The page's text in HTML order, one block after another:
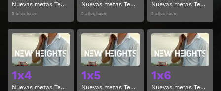
Nuevas metas Temporada 1 Capitulo 1
5 años hace
Nuevas metas Temporada 1 Capitulo 2
5 años hace
Nuevas metas Temporada 1 Capitulo 3
5 años hace
1x4
Nuevas metas Temporada 1 Capitulo 4
Ver
1x5
Nuevas metas Temporada 1 Capitulo 5
Ver
1x6
Nuevas metas Temporada 1 Capitulo 6